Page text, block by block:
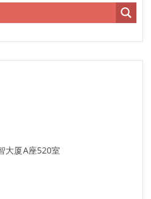
大厦A座520室